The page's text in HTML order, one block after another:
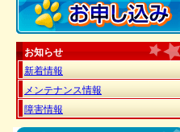
お知らせ
新着情報
メンテナンス情報
障害情報